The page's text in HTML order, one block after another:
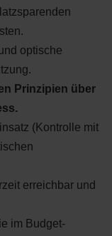
optische
Prinzipien über
(Kontrolle mit
erreichbar und
im Budget-